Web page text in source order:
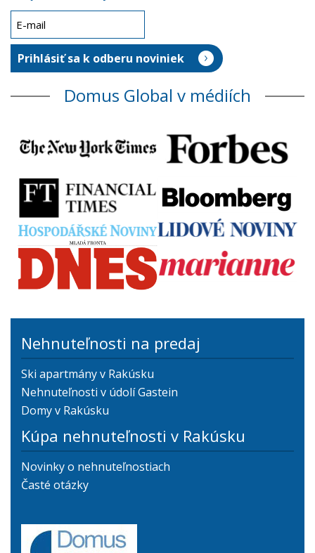
Domus Global v médiích
Nehnuteľnosti na predaj
Ski apartmány v Rakúsku
Nehnuteľnosti v údolí Gastein
Domy v Rakúsku
Kúpa nehnuteľnosti v Rakúsku
Novinky o nehnuteľnostiach
Časté otázky